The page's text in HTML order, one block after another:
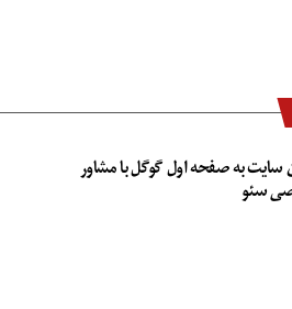
سایت به صفحه اول گوگل با مشاور
سئو